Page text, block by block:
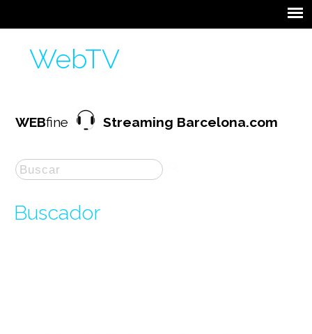
WebTV
WEBfineStreaming Barcelona.com
Buscador